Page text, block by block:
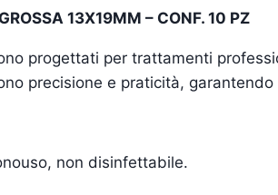
13X19MM – CONF. 10 PZ
progettati per trattamenti
precisione e praticità,
non disinfettabile.